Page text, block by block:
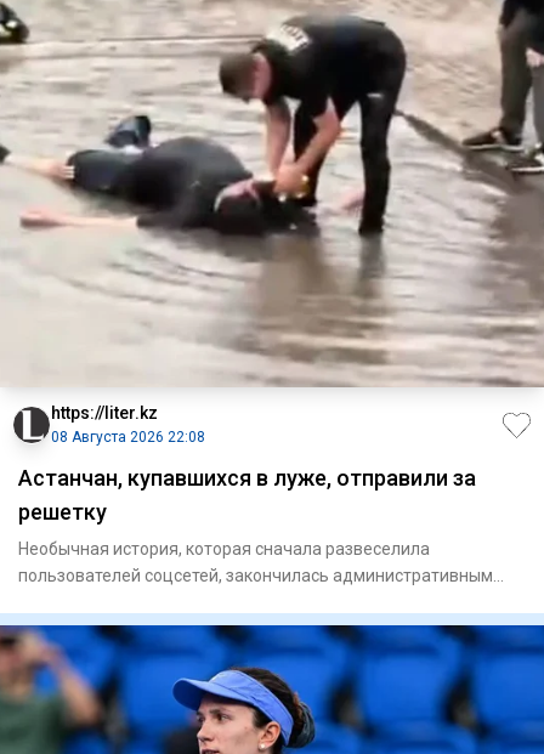
https://liter.kz
08 Августа 2026 22:08
Астанчан, купавшихся в луже, отправили за
решетку
Необычная история, которая сначала развеселила
пользователей соцсетей, закончилась административным